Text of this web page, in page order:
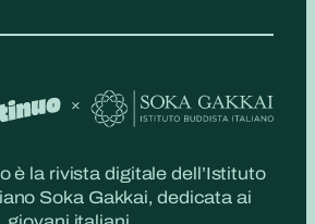
è la rivista digitale dell’Istituto
Soka Gakkai, dedicata ai